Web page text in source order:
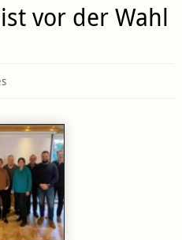
vor der Wahl